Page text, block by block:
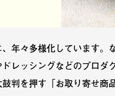
年々多様化しています。
レッシングなどのプロ
判を押す「お取り寄せ